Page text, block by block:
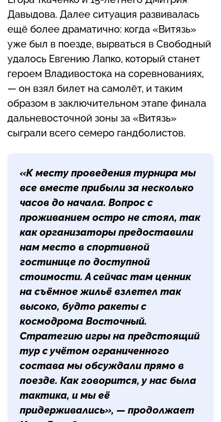
Давыдова. Далее ситуация развивалась
ещё более драматично: когда «Витязь»
уже был в поезде, вырваться в Свободный
удалось Евгению Лапко, который станет
героем Владивостока на соревнованиях,
— он взял билет на самолёт, и таким
образом в заключительном этапе финала
дальневосточной зоны за «Витязь»
сыграли всего семеро гандболистов.
«К месту проведения турнира мы
все вместе прибыли за несколько
часов до начала. Вопрос с
проживанием остро не стоял, так
как организаторы предоставили
нам место в спортивной
гостинице по доступной
стоимости. А сейчас там ценник
на съёмное жильё взлетел так
высоко, будто ракеты с
космодрома Восточный.
Стратегию игры на предстоящий
тур с учётом ограниченного
состава мы обсуждали прямо в
поезде. Как говорится, у нас была
тактика, и мы её
придерживались», — продолжает